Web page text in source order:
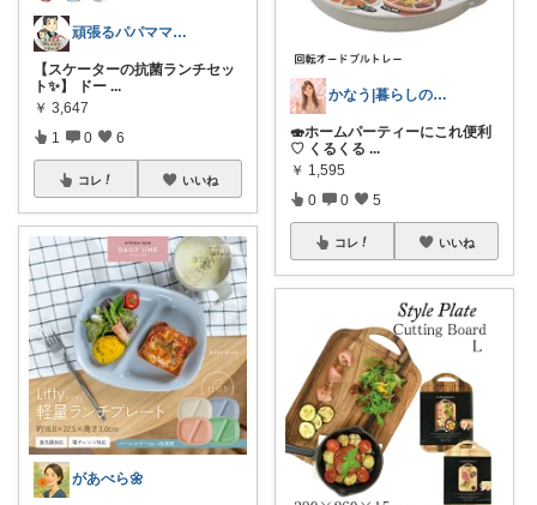
頑張るパパママ応援隊@育児・子供用品紹介
【スケーターの抗菌ランチセッ
ト✨】 ドー ...
￥ 3,647
1 0 6
コレ いいね
があべら🌼
かなう|暮らしの記録🌱
🍣ホームパーティーにこれ便利
♡ くるくる ...
￥ 1,595
0 0 5
コレ いいね